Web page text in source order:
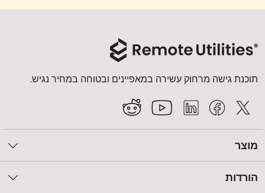
תוכנת גישה מרחוק עשירה במאפיינים ובטוחה במחיר נגיש.
מוצר
הורדות